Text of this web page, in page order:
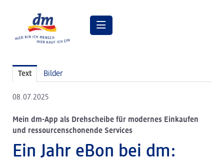
Pressebilder
dm Geschäftsführung
dm Markt
Text Bilder
08.07.2025
Mein dm-App als Drehscheibe für modernes Einkaufen
und ressourcenschonende Services
Ein Jahr eBon bei dm: